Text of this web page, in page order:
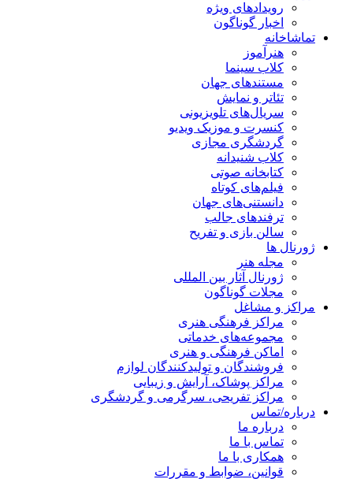
رویدادهای ویژه
اخبار گوناگون
تماشاخانه
هنرآموز
کلاب سینما
مستندهای جهان
تئاتر و نمایش
سریال‌های تلویزیونی
کنسرت و موزیک ویدیو
گردشگری مجازی
کلاب شنیدانه
کتابخانه صوتی
فیلم‌های کوتاه
دانستنی‌های جهان
ترفندهای جالب
سالن بازی و تفریح
ژورنال ها
مجله هنر
ژورنال آثار بین المللی
مجلات گوناگون
مراکز و مشاغل
مراکز فرهنگی هنری
مجموعه‌های خدماتی
اماکن فرهنگی و هنری
فروشندگان و تولیدکنندگان لوازم
مراکز پوشاک، آرایش و زیبایی
مراکز تفریحی، سرگرمی و گردشگری
درباره/تماس
درباره ما
تماس با ما
همکاری با ما
قوانین، ضوابط و مقررات